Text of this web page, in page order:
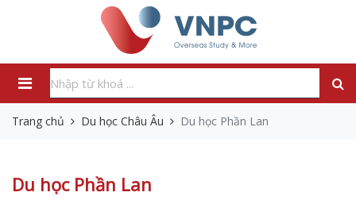
Trang chủ Du học Châu Âu Du học Phần Lan
Du học Phần Lan